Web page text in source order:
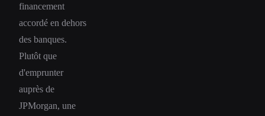
financement
accordé en dehors
des banques.
Plutôt que
d'emprunter
auprès de
JPMorgan, une